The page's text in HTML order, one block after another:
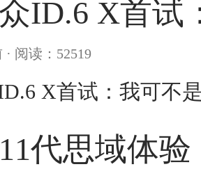
ID.6 X首试
· 阅读：52519
代思域体